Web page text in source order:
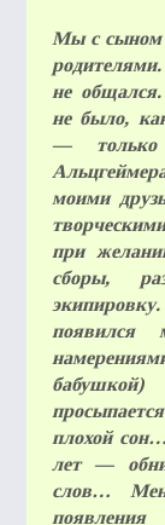
Мы с сыном
не
не было,
— только
моими
при
сборы,
появился
плохой
лет —
слов…
появления